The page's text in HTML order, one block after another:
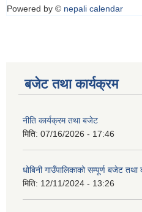
Powered by © nepali calendar
बजेट तथा कार्यक्रम
नीति कार्यक्रम तथा बजेट
मिति: 07/16/2026 - 17:46
धोबिनी गाउँपालिकाको सम्पूर्ण बजेट तथा
मिति: 12/11/2024 - 13:26